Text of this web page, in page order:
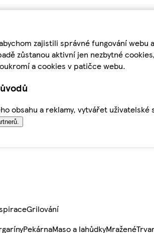
zajistili správné fungování
zůstanou aktivní jen nezbytné
a cookies v patičce webu.
obsahu a reklamy, vytvářet
Grilování
PekárnaMaso a lahůdkyMražené